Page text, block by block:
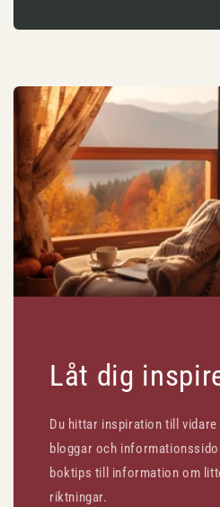
Låt dig
Du hittar inspiration till vidare
bloggar och
boktips till information om
riktningar.